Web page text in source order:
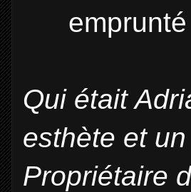
Qui était
esthète et
Propriétaire